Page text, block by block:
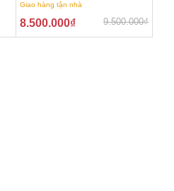
Giao hàng tận nhà
8.500.000₫ 9.500.000₫